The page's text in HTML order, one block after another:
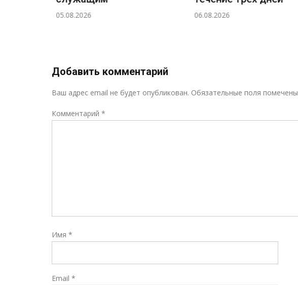
05.08.2026 06.08.2026
Добавить комментарий
Ваш адрес email не будет опубликован. Обязательные поля помечены
Комментарий *
Имя *
Email *